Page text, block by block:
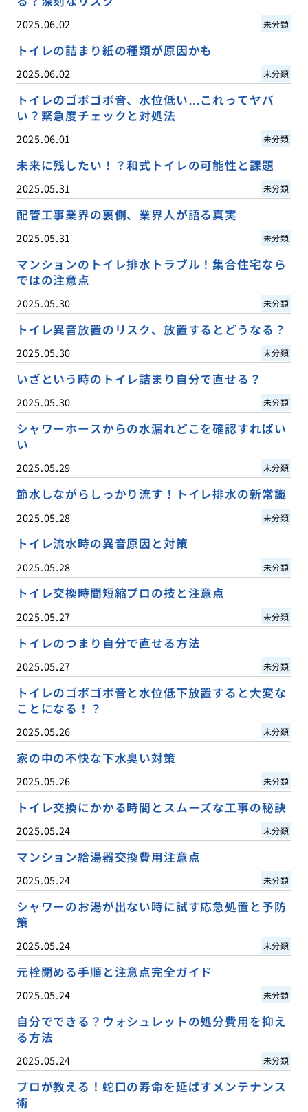
2025.06.02 未分類
トイレの詰まり紙の種類が原因かも
2025.06.02 未分類
トイレのゴボゴボ音、水位低い…これってヤバ
い？緊急度チェックと対処法
2025.06.01 未分類
未来に残したい！？和式トイレの可能性と課題
2025.05.31 未分類
配管工事業界の裏側、業界人が語る真実
2025.05.31 未分類
マンションのトイレ排水トラブル！集合住宅なら
ではの注意点
2025.05.30 未分類
トイレ異音放置のリスク、放置するとどうなる？
2025.05.30 未分類
いざという時のトイレ詰まり自分で直せる？
2025.05.30 未分類
シャワーホースからの水漏れどこを確認すればい
い
2025.05.29 未分類
節水しながらしっかり流す！トイレ排水の新常識
2025.05.28 未分類
トイレ流水時の異音原因と対策
2025.05.28 未分類
トイレ交換時間短縮プロの技と注意点
2025.05.27 未分類
トイレのつまり自分で直せる方法
2025.05.27 未分類
トイレのゴボゴボ音と水位低下放置すると大変な
ことになる！？
2025.05.26 未分類
家の中の不快な下水臭い対策
2025.05.26 未分類
トイレ交換にかかる時間とスムーズな工事の秘訣
2025.05.24 未分類
マンション給湯器交換費用注意点
2025.05.24 未分類
シャワーのお湯が出ない時に試す応急処置と予防
策
2025.05.24 未分類
元栓閉める手順と注意点完全ガイド
2025.05.24 未分類
自分でできる？ウォシュレットの処分費用を抑え
る方法
2025.05.24 未分類
プロが教える！蛇口の寿命を延ばすメンテナンス
術